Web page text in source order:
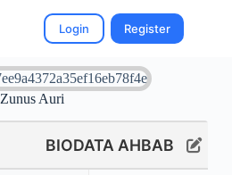
Login Register
Zunus Auri
BIODATA AHBAB